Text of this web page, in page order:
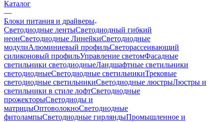
Каталог
—
Блоки питания и драйверы
Светодиодные лентыСветодиодный гибкий
неонСветодиодные ЛинейкиСветодиодные
модулиАлюминиевый профильСветорассеивающий
силиконовый профильУправление светомФасадные
светильники светодиодныеЛандшафтные светильники
светодиодныеСветодиодные светильникиТрековые
светодиодные светильникиСветодиодные люстрыЛюстры и
светильники в стиле лофтСветодиодные
прожекторыСветодиоды и
матрицыОптоволокноСветодиодные
фитолампыСветодиодные гирляндыПромышленное и